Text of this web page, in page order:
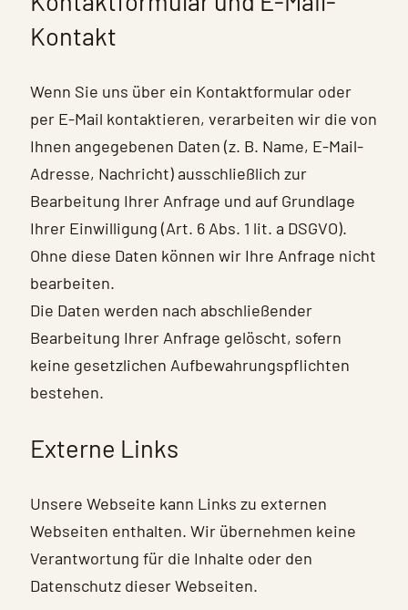
Kontakt
Wenn Sie uns über ein Kontaktformular oder
per E-Mail kontaktieren, verarbeiten wir die von
Ihnen angegebenen Daten (z. B. Name, E-Mail-
Adresse, Nachricht) ausschließlich zur
Bearbeitung Ihrer Anfrage und auf Grundlage
Ihrer Einwilligung (Art. 6 Abs. 1 lit. a DSGVO).
Ohne diese Daten können wir Ihre Anfrage nicht
bearbeiten.
Die Daten werden nach abschließender
Bearbeitung Ihrer Anfrage gelöscht, sofern
keine gesetzlichen Aufbewahrungspflichten
bestehen.
Externe Links
Unsere Webseite kann Links zu externen
Webseiten enthalten. Wir übernehmen keine
Verantwortung für die Inhalte oder den
Datenschutz dieser Webseiten.